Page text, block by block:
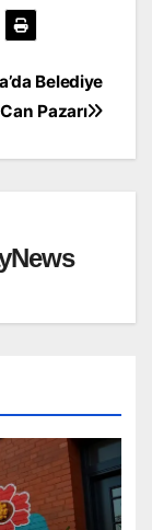
Belediye
Pazarı